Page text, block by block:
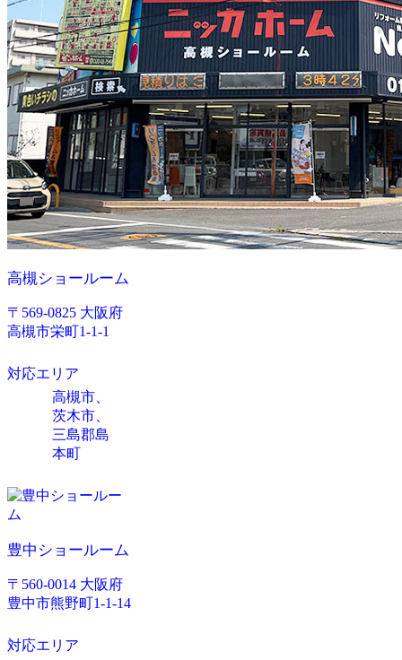
高槻ショールーム
〒569-0825 大阪府
高槻市栄町1-1-1
対応エリア
高槻市、
茨木市、
三島郡島
本町
豊中ショールーム
〒560-0014 大阪府
豊中市熊野町1-1-14
対応エリア